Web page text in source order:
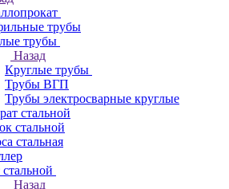
трубы
трубы
Назад
Круглые трубы
Трубы ВГП
Трубы электросварные круглые
стальной
стальной
стальная
Назад